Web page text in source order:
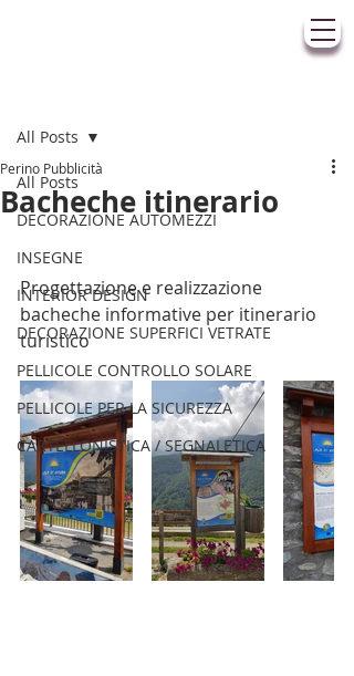
All Posts
DECORAZIONE AUTOMEZZI
INSEGNE
INTERIOR DESIGN
DECORAZIONE SUPERFICI VETRATE
PELLICOLE CONTROLLO SOLARE
PELLICOLE PER LA SICUREZZA
CARTELLONISTICA / SEGNALETICA
All Posts
Bacheche itinerario
Perino Pubblicità
Progettazione e realizzazione
bacheche informative per itinerario
turistico